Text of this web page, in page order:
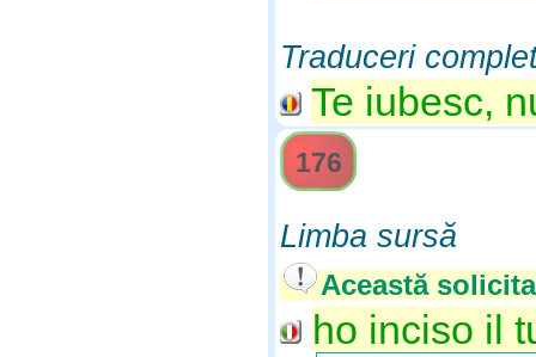
Traduceri
Te iubesc,
176
Limba sursă
Această
ho inciso il